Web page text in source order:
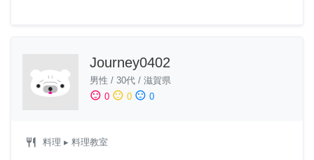
Journey0402
男性 / 30代 / 滋賀県
sentiment_satisfied 0 sentiment_neutral 0 sentiment_dissatisfied 0
restaurant 料理 ▸ 料理教室